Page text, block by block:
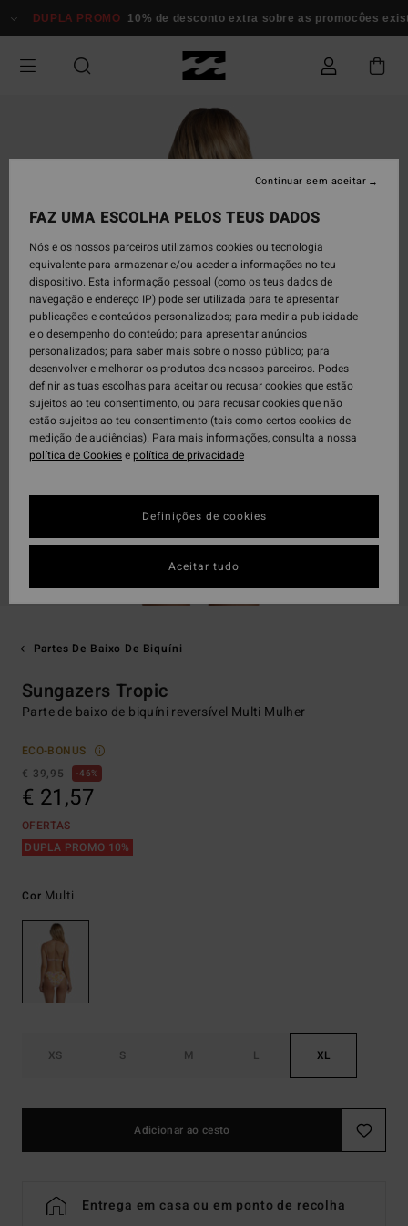
para
informação
DUPLA PROMO 10% de desconto extra sobre as promocôes
Partes De Baixo De Biquíni
Sungazers Tropic
Parte de baixo de biquíni reversível Multi Mulher
ECO-BONUS
€ 39,95
46%
€ 21,57
OFERTAS
DUPLA PROMO 10%
Cor Multi
XS S M L XL
Adicionar ao cesto
Entrega em casa ou em ponto de recolha
FAZ UMA ESCOLHA PELOS TEUS DADOS
Nós e os nossos parceiros utilizamos cookies ou tecnologia
equivalente para armazenar e/ou aceder a informações no teu
dispositivo. Esta informação pessoal (como os teus dados de
navegação e endereço IP) pode ser utilizada para te apresentar
publicações e conteúdos personalizados; para medir a publicidade
e o desempenho do conteúdo; para apresentar anúncios
personalizados; para saber mais sobre o nosso público; para
desenvolver e melhorar os produtos dos nossos parceiros. Podes
definir as tuas escolhas para aceitar ou recusar cookies que estão
sujeitos ao teu consentimento, ou para recusar cookies que não
estão sujeitos ao teu consentimento (tais como certos cookies de
medição de audiências). Para mais informações, consulta a nossa
política de Cookiesepolítica de privacidade
Definições de cookies
Continuar sem aceitar
Aceitar tudo